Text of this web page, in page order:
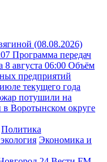
(08.08.2026)
Программа передач
августа 06:00 Объём
предприятий
текущего года
потушили на
Воротынском округе
Политика
Экономика и